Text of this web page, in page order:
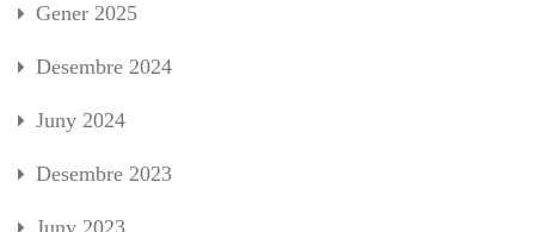
Gener 2025
Desembre 2024
Juny 2024
Desembre 2023